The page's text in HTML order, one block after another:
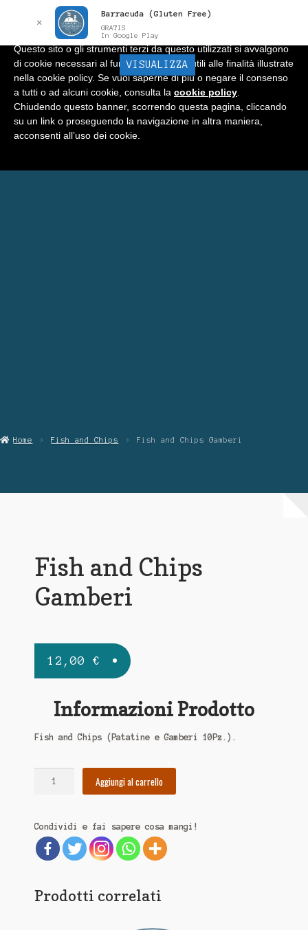
BARRACUDA Menu
Home
Negozio
Home Fish and Chips Fish and Chips Gamberi
Fish and Chips
Gamberi
12,00 €
Informazioni Prodotto
Fish and Chips (Patatine e Gamberi 10Pz.).
Aggiungi al carrello
Condividi e fai sapere cosa mangi!
Prodotti correlati
✕
Barracuda (Gluten Free)
GRATIS
In Google Play
VISUALIZZA
Informativa
Questo sito o gli strumenti terzi da questo utilizzati si avvalgono
di cookie necessari al funzionamento ed utili alle finalità illustrate
nella cookie policy. Se vuoi saperne di più o negare il consenso
a tutti o ad alcuni cookie, consulta la cookie policy
Chiudendo questo banner, scorrendo questa pagina, cliccando
su un link o proseguendo la navigazione in altra maniera,
acconsenti all’uso dei cookie.